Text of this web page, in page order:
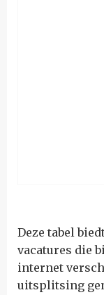
Deze tabel
vacatures die
internet
uitsplitsing